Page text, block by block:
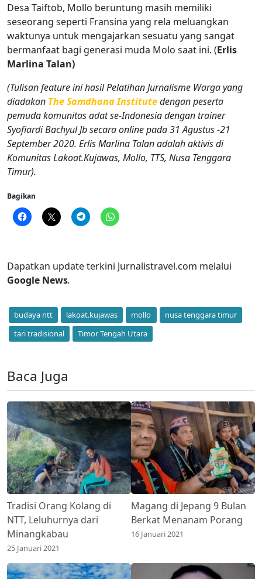
Desa Taiftob, Mollo beruntung masih memiliki
seseorang seperti Fransina yang rela meluangkan
waktunya untuk mengajarkan sesuatu yang sangat
bermanfaat bagi generasi muda Molo saat ini. (Erlis
Marlina Talan)
(Tulisan feature ini hasil Pelatihan Jurnalisme Warga yang
diadakan The Samdhana Institutedengan peserta
pemuda komunitas adat se-Indonesia dengan trainer
Syofiardi Bachyul Jb secara online pada 31 Agustus -21
September 2020. Erlis Marlina Talanadalah aktivisdi
Komunitas Lakoat.Kujawas, Mollo, TTS, Nusa Tenggara
Timur).
Bagikan
Dapatkan update terkini Jurnalistravel.com melalui
Google News.
budaya ntt lakoat.kujawas mollo
nusa tenggara timur
tari tradisional
Timor Tengah Utara
Baca Juga
Tradisi Orang Kolang di
NTT, Leluhurnya dari
Minangkabau
25 Januari 2021
Magang di Jepang 9 Bulan
Berkat Menanam Porang
16 Januari 2021